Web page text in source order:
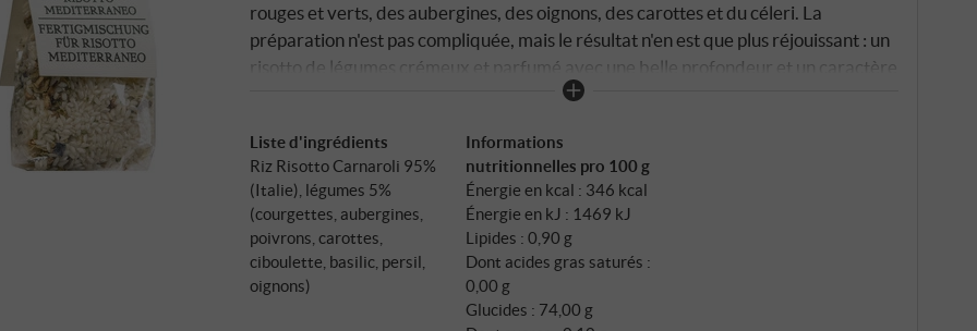
rouges et verts, des aubergines, des oignons, des carottes et du céleri. La
préparation n'est pas compliquée, mais le résultat n'en est que plus réjouissant : un
risotto de légumes crémeux et parfumé avec une belle profondeur et un caractère
méridional. Agrémenté d'un peu d'huile d'olive, d'un peu de vin blanc selon les
authentiquement italien et plein de saveurs. SUPERIORE.DE
Liste d'ingrédients
Riz Risotto Carnaroli 95%
(Italie), légumes 5%
(courgettes, aubergines,
poivrons, carottes,
ciboulette, basilic, persil,
oignons)
Informations
nutritionnelles pro 100 g
Énergie en kcal : 346 kcal
Énergie en kJ : 1469 kJ
Lipides : 0,90 g
Dont acides gras saturés :
0,00 g
Glucides : 74,00 g